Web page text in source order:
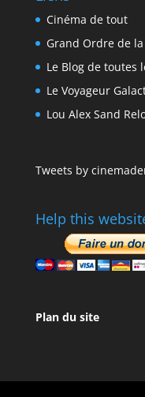
Cinéma de tout
Grand Ordre de la
Le Blog de toutes
Le Voyageur
Lou Alex Sand
Tweets by
Help this
Plan du site